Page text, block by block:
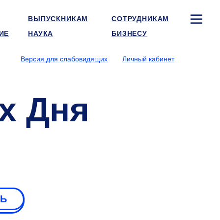
ВЫПУСКНИКАМ
СОТРУДНИКАМ
НАУКА БИЗНЕСУ
Версия для слабовидящих
Личный кабинет
Дня